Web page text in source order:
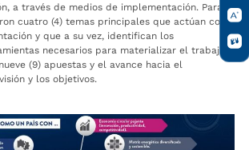
a través de medios de implementación. Para la
cuatro (4) temas principales que actúan como
y que a su vez, identifican los
necesarios para materializar el trabajo
(9) apuestas y el avance hacia el
y los objetivos.